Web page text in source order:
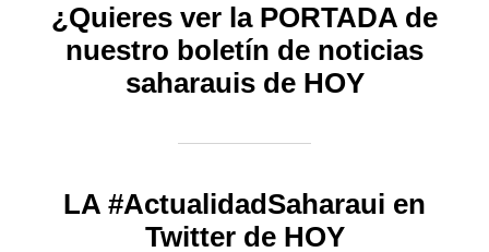
¿Quieres ver la PORTADA de
nuestro boletín de noticias
saharauis de HOY
LA #ActualidadSaharaui en
Twitter de HOY